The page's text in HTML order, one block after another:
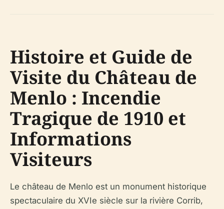
Histoire et Guide de
Visite du Château de
Menlo : Incendie
Tragique de 1910 et
Informations
Visiteurs
Le château de Menlo est un monument historique
spectaculaire du XVIe siècle sur la rivière Corrib,